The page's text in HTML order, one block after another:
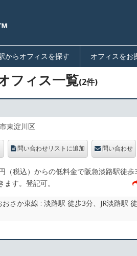
からオフィスを探す オフィスをお
フィス一覧(2件)
東淀川区
問い合わせリストに追加 問い合わせ
（税込）からの低料金で阪急淡路駅徒歩
ます。登記可。
さか東線 : 淡路駅 徒歩3分、JR淡路駅